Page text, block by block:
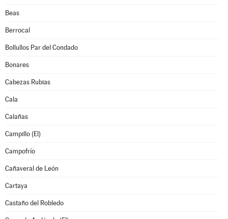
Beas
Berrocal
Bollullos Par del Condado
Bonares
Cabezas Rubias
Cala
Calañas
Campillo (El)
Campofrío
Cañaveral de León
Cartaya
Castaño del Robledo